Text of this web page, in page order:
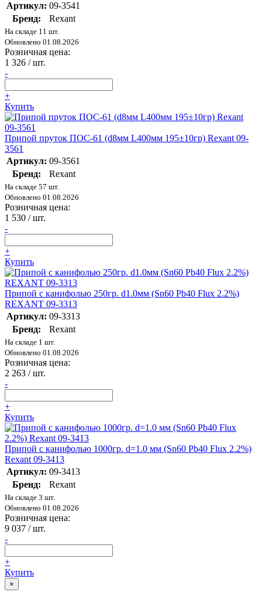
Артикул: 09-3541
Бренд:
Rexant
На складе 11 шт.
Обновлено 01.08.2026
Розничная цена:
1 326 / шт.
-
+
Купить
Припой пруток ПОС-61 (d8мм L400мм 195±10гр) Rexant 09-
3561
Артикул: 09-3561
Бренд:
Rexant
На складе 57 шт.
Обновлено 01.08.2026
Розничная цена:
1 530 / шт.
-
+
Купить
Припой с канифолью 250гр. d1.0мм (Sn60 Pb40 Flux 2.2%)
REXANT 09-3313
Артикул: 09-3313
Бренд:
Rexant
На складе 1 шт.
Обновлено 01.08.2026
Розничная цена:
2 263 / шт.
-
+
Купить
Припой с канифолью 1000гр. d=1.0 мм (Sn60 Pb40 Fluх 2.2%)
Rexant 09-3413
Артикул: 09-3413
Бренд:
Rexant
На складе 3 шт.
Обновлено 01.08.2026
Розничная цена:
9 037 / шт.
-
+
Купить
×